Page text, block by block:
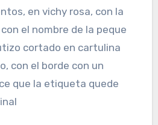
en vichy rosa, con la
el nombre de la peque
cortado en cartulina
con el borde con un
que la etiqueta quede